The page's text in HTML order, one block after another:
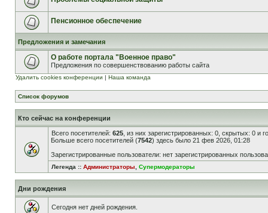
Пенсионное обеспечение
Предложения и замечания
О работе портала "Военное право"
Предложения по совершенствованию работы сайта
Удалить cookies конференции | Наша команда
Список форумов
Кто сейчас на конференции
Всего посетителей: 625 , из них зарегистрированных: 0, скрытых: 0 и
Больше всего посетителей (7542) здесь было 21 фев 2026, 01:28
Зарегистрированные пользователи: нет зарегистрированных
Легенда :: Администраторы Супермодераторы
Дни рождения
Сегодня нет дней рождения.